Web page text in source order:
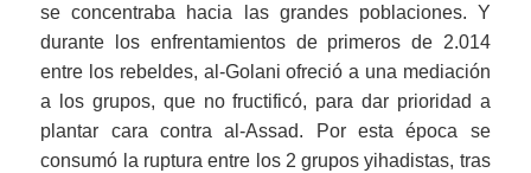
se concentraba hacia las grandes poblaciones. Y
durante los enfrentamientos de primeros de 2.014
entre los rebeldes, al-Golani ofreció a una mediación
a los grupos, que no fructificó, para dar prioridad a
plantar cara contra al-Assad. Por esta época se
consumó la ruptura entre los 2 grupos yihadistas, tras